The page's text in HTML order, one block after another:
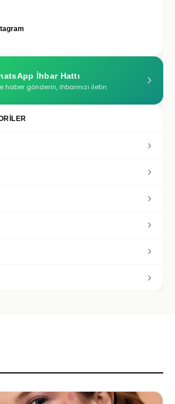
İhbar Hattı
haber gönderin, ihbarınızı iletin